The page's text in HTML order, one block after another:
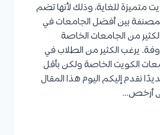
متميزة للغاية، وذلك لأنها تضم
بين أفضل الجامعات في
من الجامعات الخاصة
يرغب الكثير من الطلاب في
الكويت الخاصة ولكن بأقل
نقدم إليكم اليوم هذا المقال
أرخص…